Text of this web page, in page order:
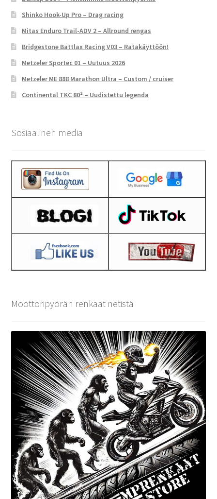
Shinko Hook-Up Pro – Drag racing
Mitas Enduro Trail-ADV 2 – Allround rengas
Bridgestone Battlax Racing V03 – Ratakäyttöön!
Metzeler Sportec 01 – Uutuus 2026
Metzeler ME 888 Marathon Ultra – Custom / cruiser
Continental TKC 80² – Uudistettu legenda
Sosiaalinen media
Moottoripyörän renkaat netistä